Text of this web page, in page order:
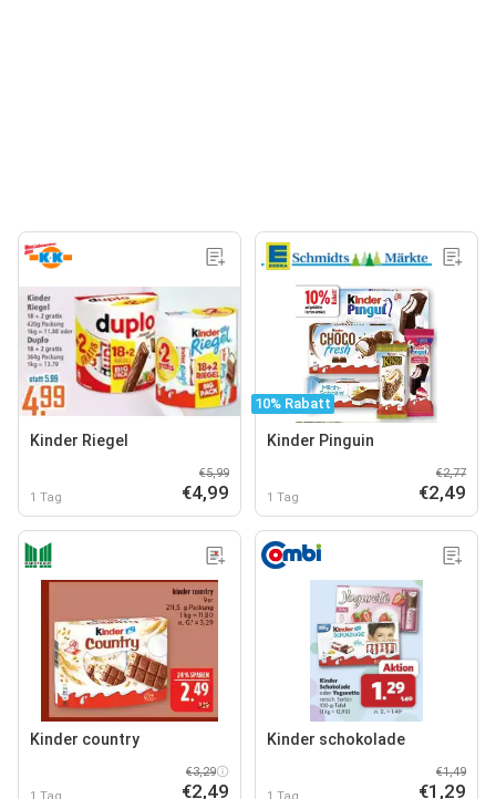
Kinder Riegel
1 Tag
€5,99
€4,99
10% Rabatt
Kinder Pinguin
1 Tag
€2,77
€2,49
Kinder country
1 Tag
€3,29
€2,49
Kinder schokolade
1 Tag
€1,49
€1,29